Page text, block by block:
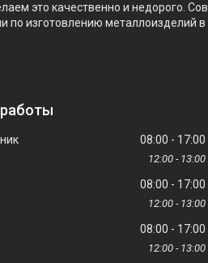
это качественно и недорого.
изготовлению металлоизделий в
08:00 17:00
12:00 13:00
08:00 17:00
12:00 13:00
08:00 17:00
12:00 13:00